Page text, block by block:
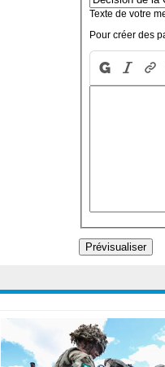
Texte de votre
Pour créer des